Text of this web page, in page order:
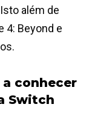
além de
4: Beyond e
conhecer
Switch